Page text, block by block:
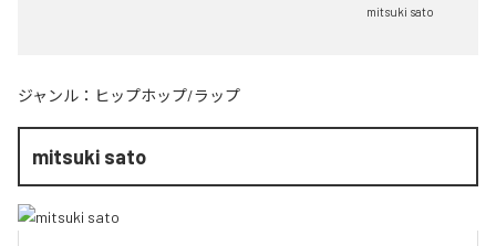
mitsuki sato
ジャンル： ヒップホップ/ラップ
mitsuki sato